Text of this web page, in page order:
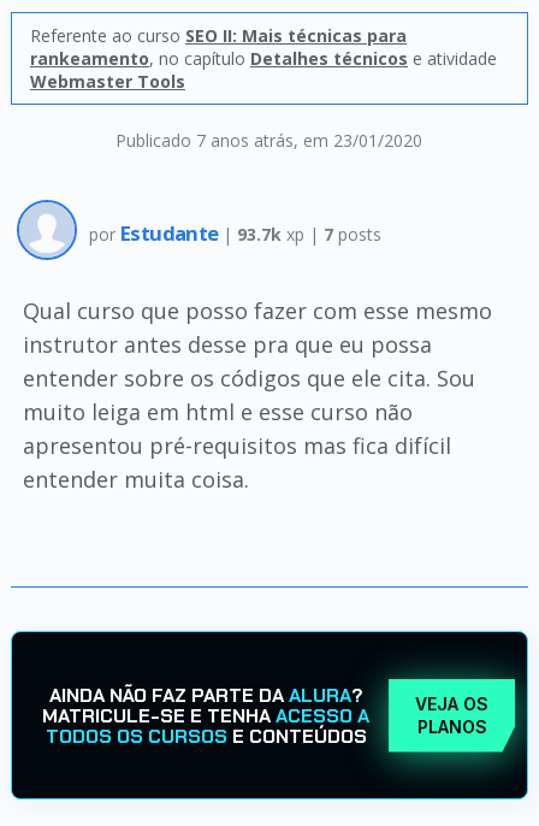
Publicado 7 anos atrás, em 23/01/2020
Referente ao curso SEO II: Mais técnicas para
rankeamento, no capítulo Detalhes técnicos e atividade
Webmaster Tools
por Estudante | 93.7k xp | 7posts
Qual curso que posso fazer com esse mesmo
instrutor antes desse pra que eu possa
entender sobre os códigos que ele cita. Sou
muito leiga em html e esse curso não
apresentou pré-requisitos mas fica difícil
entender muita coisa.
AINDA NÃO FAZ PARTE DAALURA?
MATRICULE-SE E TENHAACESSO A
TODOS OS CURSOS E CONTEÚDOS
VEJA OS
PLANOS